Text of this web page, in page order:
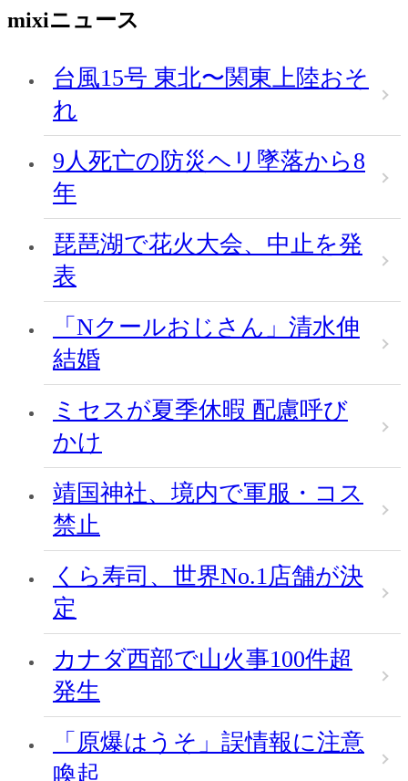
mixiニュース
台風15号 東北〜関東上陸おそ
れ
9人死亡の防災ヘリ墜落から8
年
琵琶湖で花火大会、中止を発
表
「Nクールおじさん」清水伸
結婚
ミセスが夏季休暇 配慮呼び
かけ
靖国神社、境内で軍服・コス
禁止
くら寿司、世界No.1店舗が決
定
カナダ西部で山火事100件超
発生
「原爆はうそ」誤情報に注意
喚起